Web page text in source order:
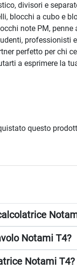
divisori e
blocchi a cubo e
note PM,
professionisti
perfetto per chi
a esprimere la
questo
Notami T4?
Notami T4?